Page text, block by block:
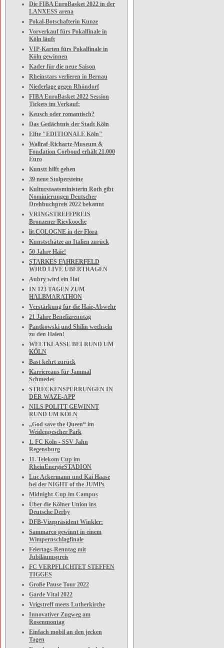
Die FIBA EuroBasket 2022 in der
LANXESS arena
Pokal-Botschafterin Kunze
Vorverkauf fürs Pokalfinale in
Köln läuft
VIP-Karten fürs Pokalfinale in
Köln gewinnen
Kader für die neue Saison
Rheinstars verlieren in Bernau
Niederlage gegen Rhöndorf
FIBA EuroBasket 2022 Session
Tickets im Verkauf:
Keusch oder romantisch?
Das Gedächtnis der Stadt Köln
Elfte "EDITIONALE Köln"
Wallraf-Richartz-Museum &
Fondation Corboud erhält 21.000
Euro
Kunstt hilft geben
39 neue Stolpersteine
Kulturstaatsministerin Roth gibt
Nominierungen Deutscher
Drehbuchpreis 2022 bekannt
VRINGSTREFFPREIS
Bronzener Rievkooche
lit.COLOGNE in der Flora
Kunstschätze an Italien zurück
50 Jahre Haie!
STARKES FAHRERFELD
WIRD LIVE ÜBERTRAGEN
Aubry wird ein Hai
IN 123 TAGEN ZUM
HALBMARATHON
Verstärkung für die Haie-Abwehr
21 Jahre Benefizrenntag
Pantkowski und Shilin wechseln
zu den Haien!
WELTKLASSE BEI RUND UM
KÖLN
Bast kehrt zurück
Karriereaus für Jammal
Schmedes
STRECKENSPERRUNGEN IN
DER WAZE-APP
NILS POLITT GEWINNT
RUND UM KÖLN
„God save the Queen“ im
Weidenpescher Park
1. FC Köln - SSV Jahn
Regensburg
11. Telekom Cup im
RheinEnergieSTADION
Luc Ackermann und Kai Haase
bei der NIGHT of the JUMPs
Midnight-Cup im Campus
Über die Kölner Union ins
Deutsche Derby
DFB-Vizepräsident Winkler:
Sammarco gewinnt in einem
Wimpernschlagfinale
Feiertags-Renntag mit
Jubiläumspreis
FC VERPFLICHTET STEFFEN
TIGGES
Große Pause Tour 2022
Garde Vital 2022
Vrigstreff meets Lutherkirche
Innovativer Zugweg am
Rosenmontag
Einfach mobil an den jecken
Tagen